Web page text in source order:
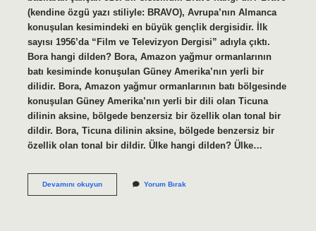
(kendine özgü yazı stiliyle: BRAVO), Avrupa’nın Almanca
konuşulan kesimindeki en büyük gençlik dergisidir. İlk
sayısı 1956’da “Film ve Televizyon Dergisi” adıyla çıktı.
Bora hangi dilden? Bora, Amazon yağmur ormanlarının
batı kesiminde konuşulan Güney Amerika’nın yerli bir
dilidir. Bora, Amazon yağmur ormanlarının batı bölgesinde
konuşulan Güney Amerika’nın yerli bir dili olan Ticuna
dilinin aksine, bölgede benzersiz bir özellik olan tonal bir
dildir. Bora, Ticuna dilinin aksine, bölgede benzersiz bir
özellik olan tonal bir dildir. Ülke hangi dilden? Ülke…
Devamını okuyunButon
Yorum Bırak